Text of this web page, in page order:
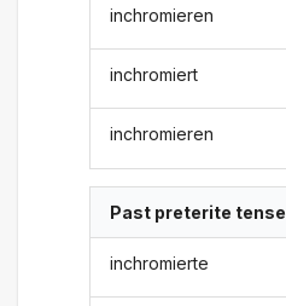
inchromieren
inchromiert
inchromieren
Past preterite tense
inchromierte